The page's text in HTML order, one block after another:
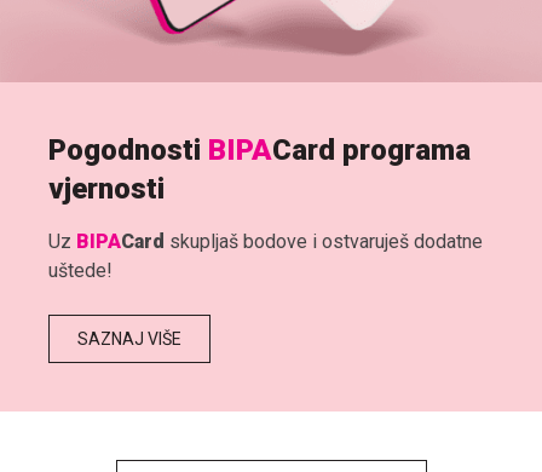
Pogodnosti BIPACard programa
vjernosti
Uz BIPACard skupljaš bodove i ostvaruješ dodatne
uštede!
SAZNAJ VIŠE